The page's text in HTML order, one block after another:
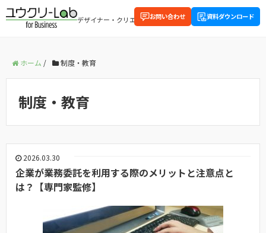
デザイナー・クリエイティブに関する企業向け情報を配信中
お問い合わせ 資料ダウンロード
ホーム / 制度・教育
制度・教育
2026.03.30
企業が業務委託を利用する際のメリットと注意点と
は？【専門家監修】